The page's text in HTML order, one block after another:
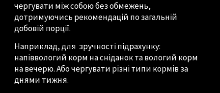
чергувати між собою без обмежень,
дотримуючись рекомендацій по загальній
добовій порції.
Наприклад, для зручності підрахунку:
напіввологий корм на сніданок та вологий корм
на вечерю. Або чергувати різні типи кормів за
днями тижня.